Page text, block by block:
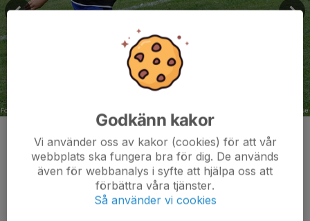
Kommentarer
Godkänn kakor
Vi använder oss av kakor (cookies) för att vår
webbplats ska fungera bra för dig. De används
även för webbanalys i syfte att hjälpa oss att
förbättra våra tjänster.
Så använder vi cookies